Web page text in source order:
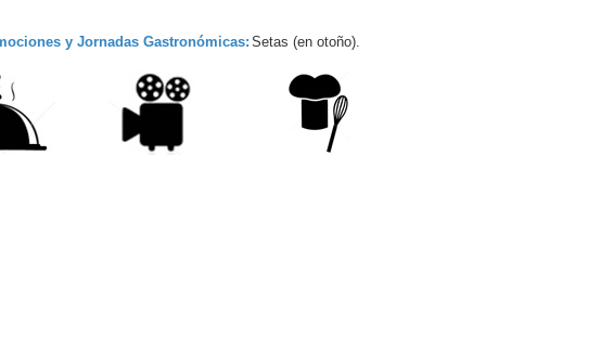
y Jornadas Gastronómicas: Setas (en otoño).